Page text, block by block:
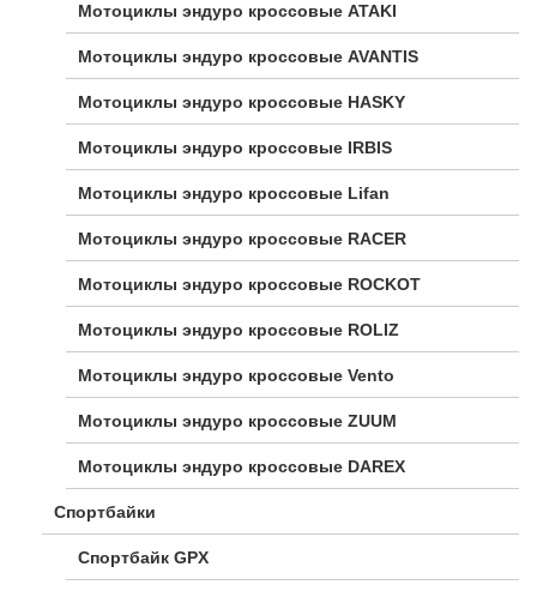
Мотоциклы эндуро кроссовые ATAKI
Мотоциклы эндуро кроссовые AVANTIS
Мотоциклы эндуро кроссовые HASKY
Мотоциклы эндуро кроссовые IRBIS
Мотоциклы эндуро кроссовые Lifan
Мотоциклы эндуро кроссовые RACER
Мотоциклы эндуро кроссовые ROCKOT
Мотоциклы эндуро кроссовые ROLIZ
Мотоциклы эндуро кроссовые Vento
Мотоциклы эндуро кроссовые ZUUM
Мотоциклы эндуро кроссовые DAREX
Спортбайки
Спортбайк GPX